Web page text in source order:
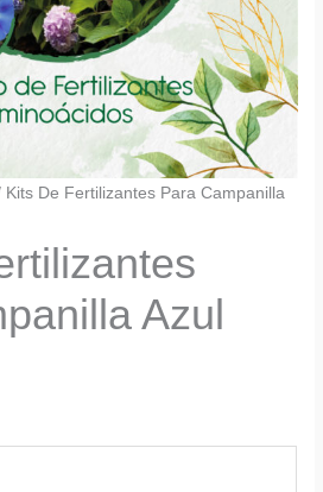
Kits De Fertilizantes Para Campanilla
Azul